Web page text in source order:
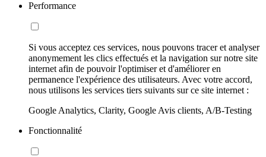
Performance
Si vous acceptez ces services, nous pouvons tracer et analyser
anonymement les clics effectués et la navigation sur notre site
internet afin de pouvoir l'optimiser et d'améliorer en
permanence l'expérience des utilisateurs. Avec votre accord,
nous utilisons les services tiers suivants sur ce site internet :
Google Analytics, Clarity, Google Avis clients, A/B-Testing
Fonctionnalité